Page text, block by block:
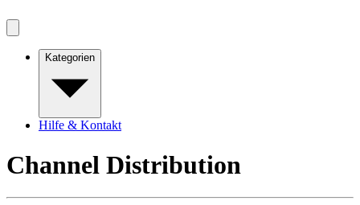
Kategorien
Hilfe & Kontakt
Channel Distribution